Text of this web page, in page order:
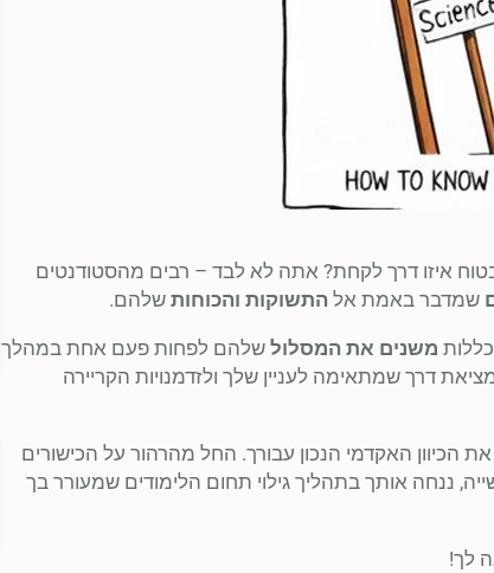
איזו דרך לקחת? אתה לא לבד – רבים מהסטודנטים
שמדבר באמת אל התשוקות והכוחות שלהם.
משנים את המסלול שלהם לפחות פעם אחת במהלך
דרך שמתאימה לעניין שלך ולזדמנויות הקריירה
הכיוון האקדמי הנכון עבורך. החל מהרהור על הכישורים
ננחה אותך בתהליך גילוי תחום הלימודים שמעורר בך
לך!